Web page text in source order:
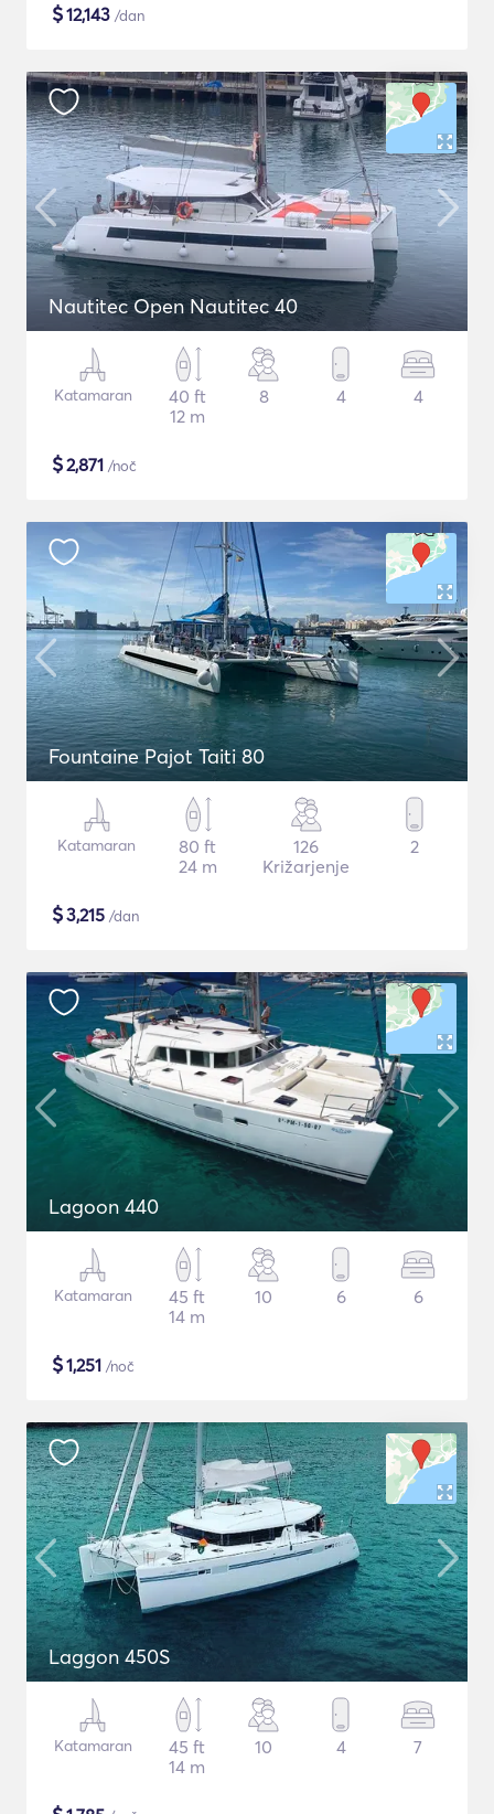
$12,143 /dan
Nautitec Open Nautitec 40
Katamaran
40 ft
12 m
8 4 4
$2,871 /noč
Fountaine Pajot Taiti 80
Katamaran
80 ft
24 m
126
Križarjenje
2
$3,215 /dan
Lagoon 440
Katamaran
45 ft
14 m
10 6 6
$1,251 /noč
Laggon 450S
Katamaran
45 ft
14 m
10 4 7